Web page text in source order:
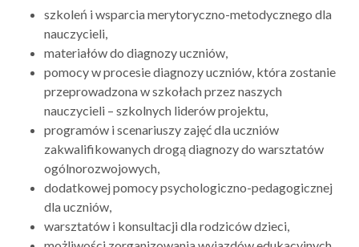
szkoleń i wsparcia merytoryczno-metodycznego dla
nauczycieli,
materiałów do diagnozy uczniów,
pomocy w procesie diagnozy uczniów, która zostanie
przeprowadzona w szkołach przez naszych
nauczycieli – szkolnych liderów projektu,
programów i scenariuszy zajęć dla uczniów
zakwalifikowanych drogą diagnozy do warsztatów
ogólnorozwojowych,
dodatkowej pomocy psychologiczno-pedagogicznej
dla uczniów,
warsztatów i konsultacji dla rodziców dzieci,